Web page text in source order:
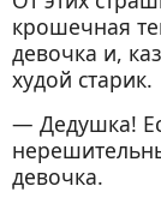
крошечная
девочка и,
худой старик.
— Дедушка!
девочка.